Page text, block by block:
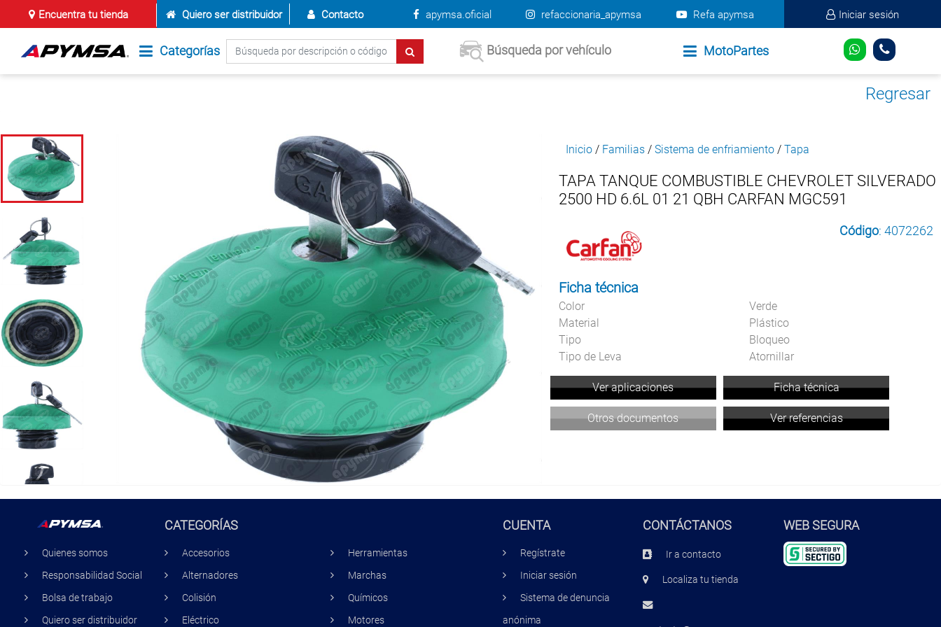
Encuentra tu tienda Quiero ser distribuidor Contacto apymsa.oficial refaccionaria_apymsa Refa apymsa Iniciar sesión
Categorías Búsqueda por vehículo MotoPartes
Regresar
Inicio / Familias / Sistema de enfriamiento / Tapa
TAPA TANQUE COMBUSTIBLE CHEVROLET SILVERADO
2500 HD 6.6L 01 21 QBH CARFAN MGC591
Código: 4072262
Ficha técnica
Color
Verde
Material
Plástico
Tipo
Bloqueo
Tipo de Leva
Atornillar
Ver aplicaciones Ficha técnica
Otros documentos Ver referencias
Quienes somos
Responsabilidad Social
Bolsa de trabajo
Quiero ser distribuidor
CATEGORÍAS
Accesorios
Alternadores
Colisión
Eléctrico
Herramientas
Marchas
Químicos
Motores
CUENTA
Regístrate
Iniciar sesión
Sistema de denuncia
anónima
CONTÁCTANOS
Ir a contacto
Localiza tu tienda
WEB SEGURA